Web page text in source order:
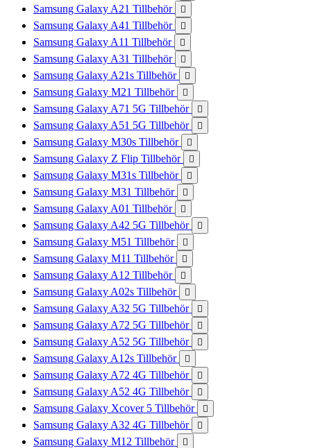
Samsung Galaxy A21 Tillbehör 
Samsung Galaxy A41 Tillbehör 
Samsung Galaxy A11 Tillbehör 
Samsung Galaxy A31 Tillbehör 
Samsung Galaxy A21s Tillbehör 
Samsung Galaxy M21 Tillbehör 
Samsung Galaxy A71 5G Tillbehör 
Samsung Galaxy A51 5G Tillbehör 
Samsung Galaxy M30s Tillbehör 
Samsung Galaxy Z Flip Tillbehör 
Samsung Galaxy M31s Tillbehör 
Samsung Galaxy M31 Tillbehör 
Samsung Galaxy A01 Tillbehör 
Samsung Galaxy A42 5G Tillbehör 
Samsung Galaxy M51 Tillbehör 
Samsung Galaxy M11 Tillbehör 
Samsung Galaxy A12 Tillbehör 
Samsung Galaxy A02s Tillbehör 
Samsung Galaxy A32 5G Tillbehör 
Samsung Galaxy A72 5G Tillbehör 
Samsung Galaxy A52 5G Tillbehör 
Samsung Galaxy A12s Tillbehör 
Samsung Galaxy A72 4G Tillbehör 
Samsung Galaxy A52 4G Tillbehör 
Samsung Galaxy Xcover 5 Tillbehör 
Samsung Galaxy A32 4G Tillbehör 
Samsung Galaxy M12 Tillbehör 